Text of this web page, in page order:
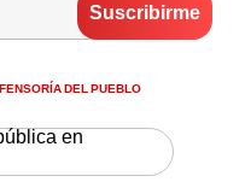
DEL PUEBLO
en